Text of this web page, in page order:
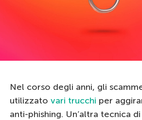
Nel corso degli anni, gli
utilizzato vari trucchi per
anti-phishing. Un’altra tecnica